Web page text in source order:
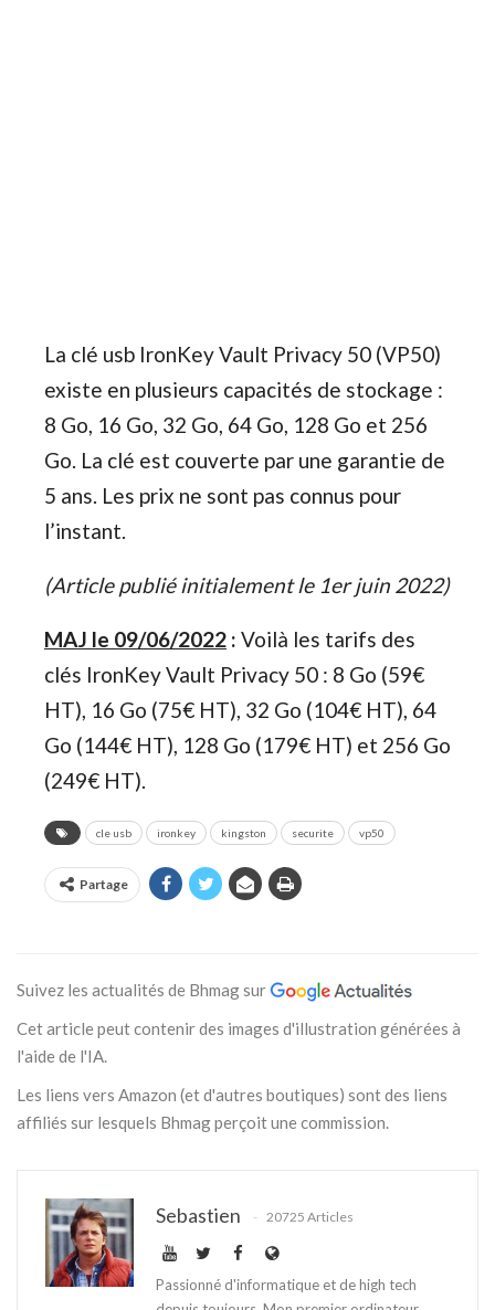
La clé usb IronKey Vault Privacy 50 (VP50)
existe en plusieurs capacités de stockage :
8 Go, 16 Go, 32 Go, 64 Go, 128 Go et 256
Go. La clé est couverte par une garantie de
5 ans. Les prix ne sont pas connus pour
l’instant.
(Article publié initialement le 1er juin 2022)
MAJ le 09/06/2022 : Voilà les tarifs des
clés IronKey Vault Privacy 50 : 8 Go (59€
HT), 16 Go (75€ HT), 32 Go (104€ HT), 64
Go (144€ HT), 128 Go (179€ HT) et 256 Go
(249€ HT).
cle usb ironkey kingston securite vp50
Partage
Suivez les actualités de Bhmag sur
Cet article peut contenir des images d'illustration générées à
l'aide de l'IA.
Les liens vers Amazon (et d'autres boutiques) sont des liens
affiliés sur lesquels Bhmag perçoit une commission.
Sebastien 20725 Articles
Passionné d'informatique et de high tech